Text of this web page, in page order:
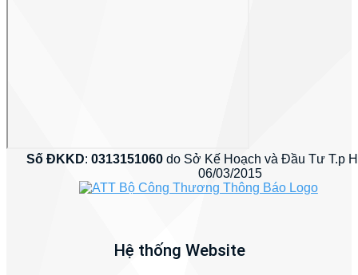
Số ĐKKD:0313151060 do Sở Kế Hoạch và Đầu Tư T.p
06/03/2015
Hệ thống Website